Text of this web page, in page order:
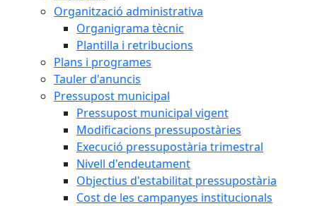
Organització administrativa
Organigrama tècnic
Plantilla i retribucions
Plans i programes
Tauler d'anuncis
Pressupost municipal
Pressupost municipal vigent
Modificacions pressupostàries
Execució pressupostària trimestral
Nivell d'endeutament
Objectius d'estabilitat pressupostària
Cost de les campanyes institucionals